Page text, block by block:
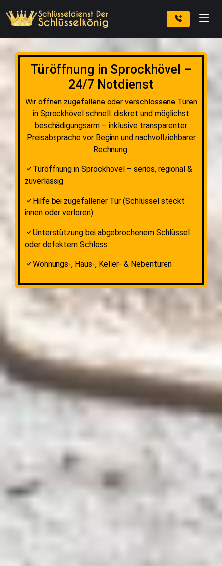
Türöffnung in Sprockhövel –
24/7 Notdienst
Wir öffnen zugefallene oder verschlossene Türen
in Sprockhövel schnell, diskret und möglichst
beschädigungsarm – inklusive transparenter
Preisabsprache vor Beginn und nachvollziehbarer
Rechnung.
Türöffnung in Sprockhövel – seriös, regional &
zuverlässig
Hilfe bei zugefallener Tür (Schlüssel steckt
innen oder verloren)
Unterstützung bei abgebrochenem Schlüssel
oder defektem Schloss
Wohnungs-, Haus-, Keller- & Nebentüren